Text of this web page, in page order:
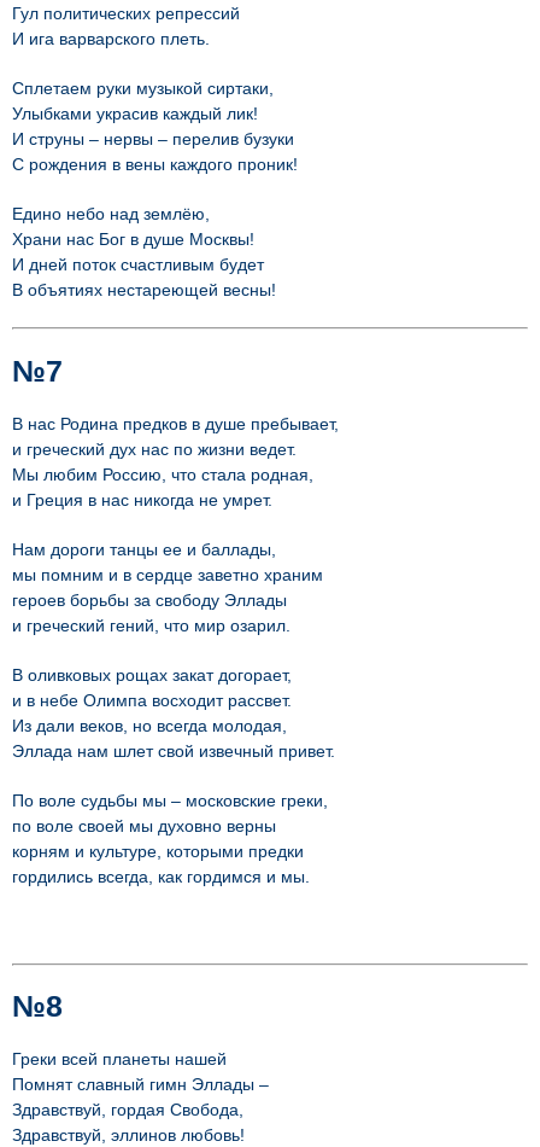
Гул политических репрессий
И ига варварского плеть.
Сплетаем руки музыкой сиртаки,
Улыбками украсив каждый лик!
И струны – нервы – перелив бузуки
С рождения в вены каждого проник!
Едино небо над землёю,
Храни нас Бог в душе Москвы!
И дней поток счастливым будет
В объятиях нестареющей весны!
№7
В нас Родина предков в душе пребывает,
и греческий дух нас по жизни ведет.
Мы любим Россию, что стала родная,
и Греция в нас никогда не умрет.
Нам дороги танцы ее и баллады,
мы помним и в сердце заветно храним
героев борьбы за свободу Эллады
и греческий гений, что мир озарил.
В оливковых рощах закат догорает,
и в небе Олимпа восходит рассвет.
Из дали веков, но всегда молодая,
Эллада нам шлет свой извечный привет.
По воле судьбы мы – московские греки,
по воле своей мы духовно верны
корням и культуре, которыми предки
гордились всегда, как гордимся и мы.
№8
Греки всей планеты нашей
Помнят славный гимн Эллады –
Здравствуй, гордая Свобода,
Здравствуй, эллинов любовь!